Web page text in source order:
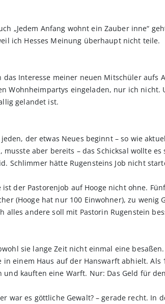
„Jedem Anfang wohnt ein Zauber inne“
ich Hesses Meinung überhaupt nicht teile.
Interesse meiner neuen Mitschüler aufs
Wohnheimpartys eingeladen, nur ich nicht.
gelandet ist.
der etwas Neues beginnt – so wie
aber bereits – das Schicksal wollte
Schlimmer hätte Rugensteins Job nicht
der Pastorenjob auf Hooge nicht ohne.
(Hooge hat nur 100 Einwohner), zu wenig
alles andere soll mit Pastorin Rugenstein
sie lange Zeit nicht einmal eine
einem Haus auf der Hanswarft abhielt.
kauften eine Warft. Nur: Das Geld für
war es göttliche Gewalt? – gerade recht. In